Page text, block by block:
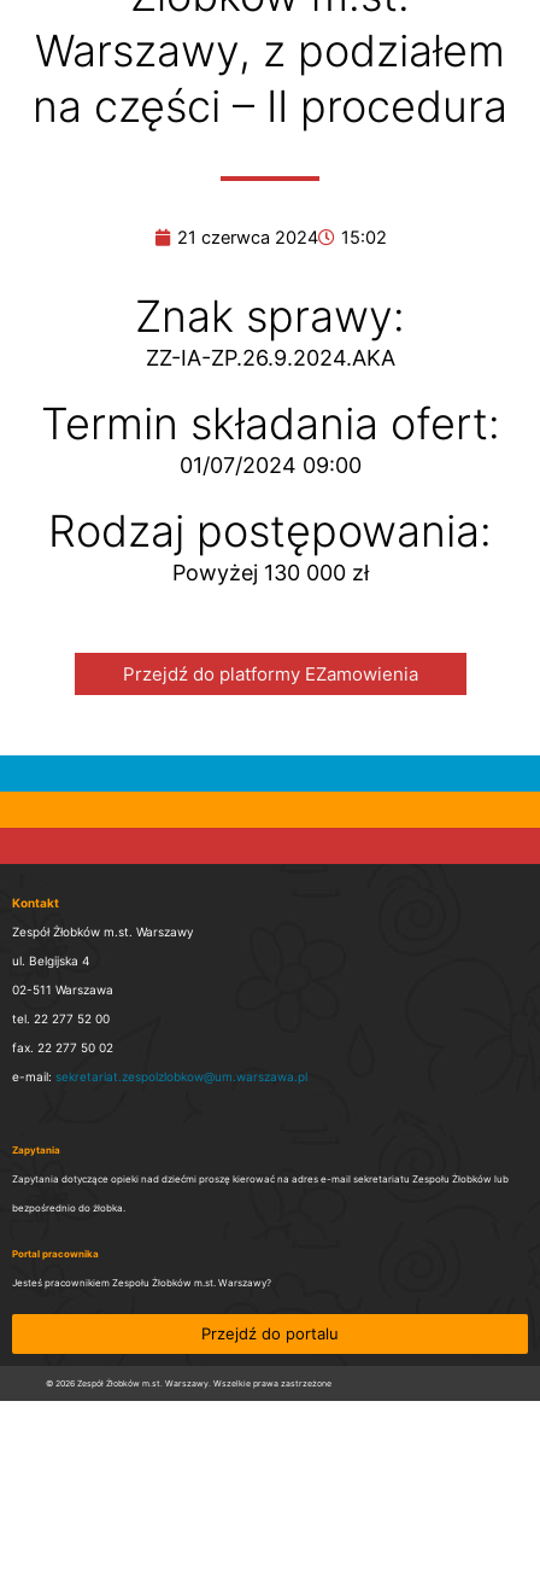
Warszawy, z podziałem
na części – II procedura
21 czerwca 2024 15:02
Znak sprawy:
ZZ-IA-ZP.26.9.2024.AKA
Termin składania ofert:
01/07/2024 09:00
Rodzaj postępowania:
Powyżej 130 000 zł
Przejdź do platformy EZamowienia
Kontakt
Zespół Żłobków m.st. Warszawy
ul. Belgijska 4
02-511 Warszawa
tel. 22 277 52 00
fax. 22 277 50 02
e-mail: sekretariat.zespolzlobkow@um.warszawa.pl
Zapytania
Zapytania dotyczące opieki nad dziećmi proszę kierować na adres e-mail sekretariatu Zespołu Żłobków lub
bezpośrednio do żłobka.
Portal pracownika
Jesteś pracownikiem Zespołu Żłobków m.st. Warszawy?
Przejdź do portalu
© 2026 Zespół Żłobków m.st. Warszawy. Wszelkie prawa zastrzeżone